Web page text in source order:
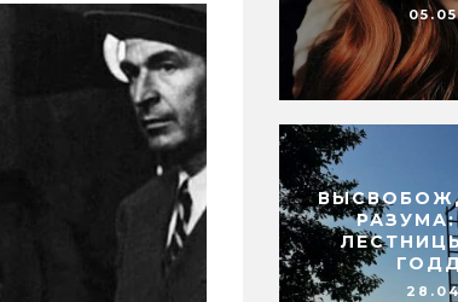
РАЗУМА: